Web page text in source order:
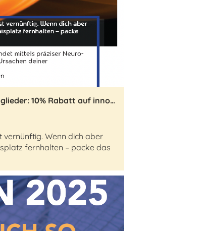
Exklusiv für TC Muri-Gümligen Mitglieder: 10% Rabatt auf innovative Schmerztherapie
vernünftig. Wenn dich aber
fernhalten – packe das